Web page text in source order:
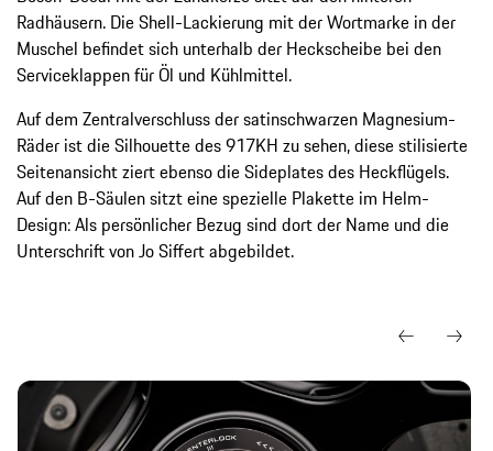
Radhäusern. Die Shell-Lackierung mit der Wortmarke in der
Muschel befindet sich unterhalb der Heckscheibe bei den
Serviceklappen für Öl und Kühlmittel.
Auf dem Zentralverschluss der satinschwarzen Magnesium-
Räder ist die Silhouette des 917KH zu sehen, diese stilisierte
Seitenansicht ziert ebenso die Sideplates des Heckflügels.
Auf den B-Säulen sitzt eine spezielle Plakette im Helm-
Design: Als persönlicher Bezug sind dort der Name und die
Unterschrift von Jo Siffert abgebildet.